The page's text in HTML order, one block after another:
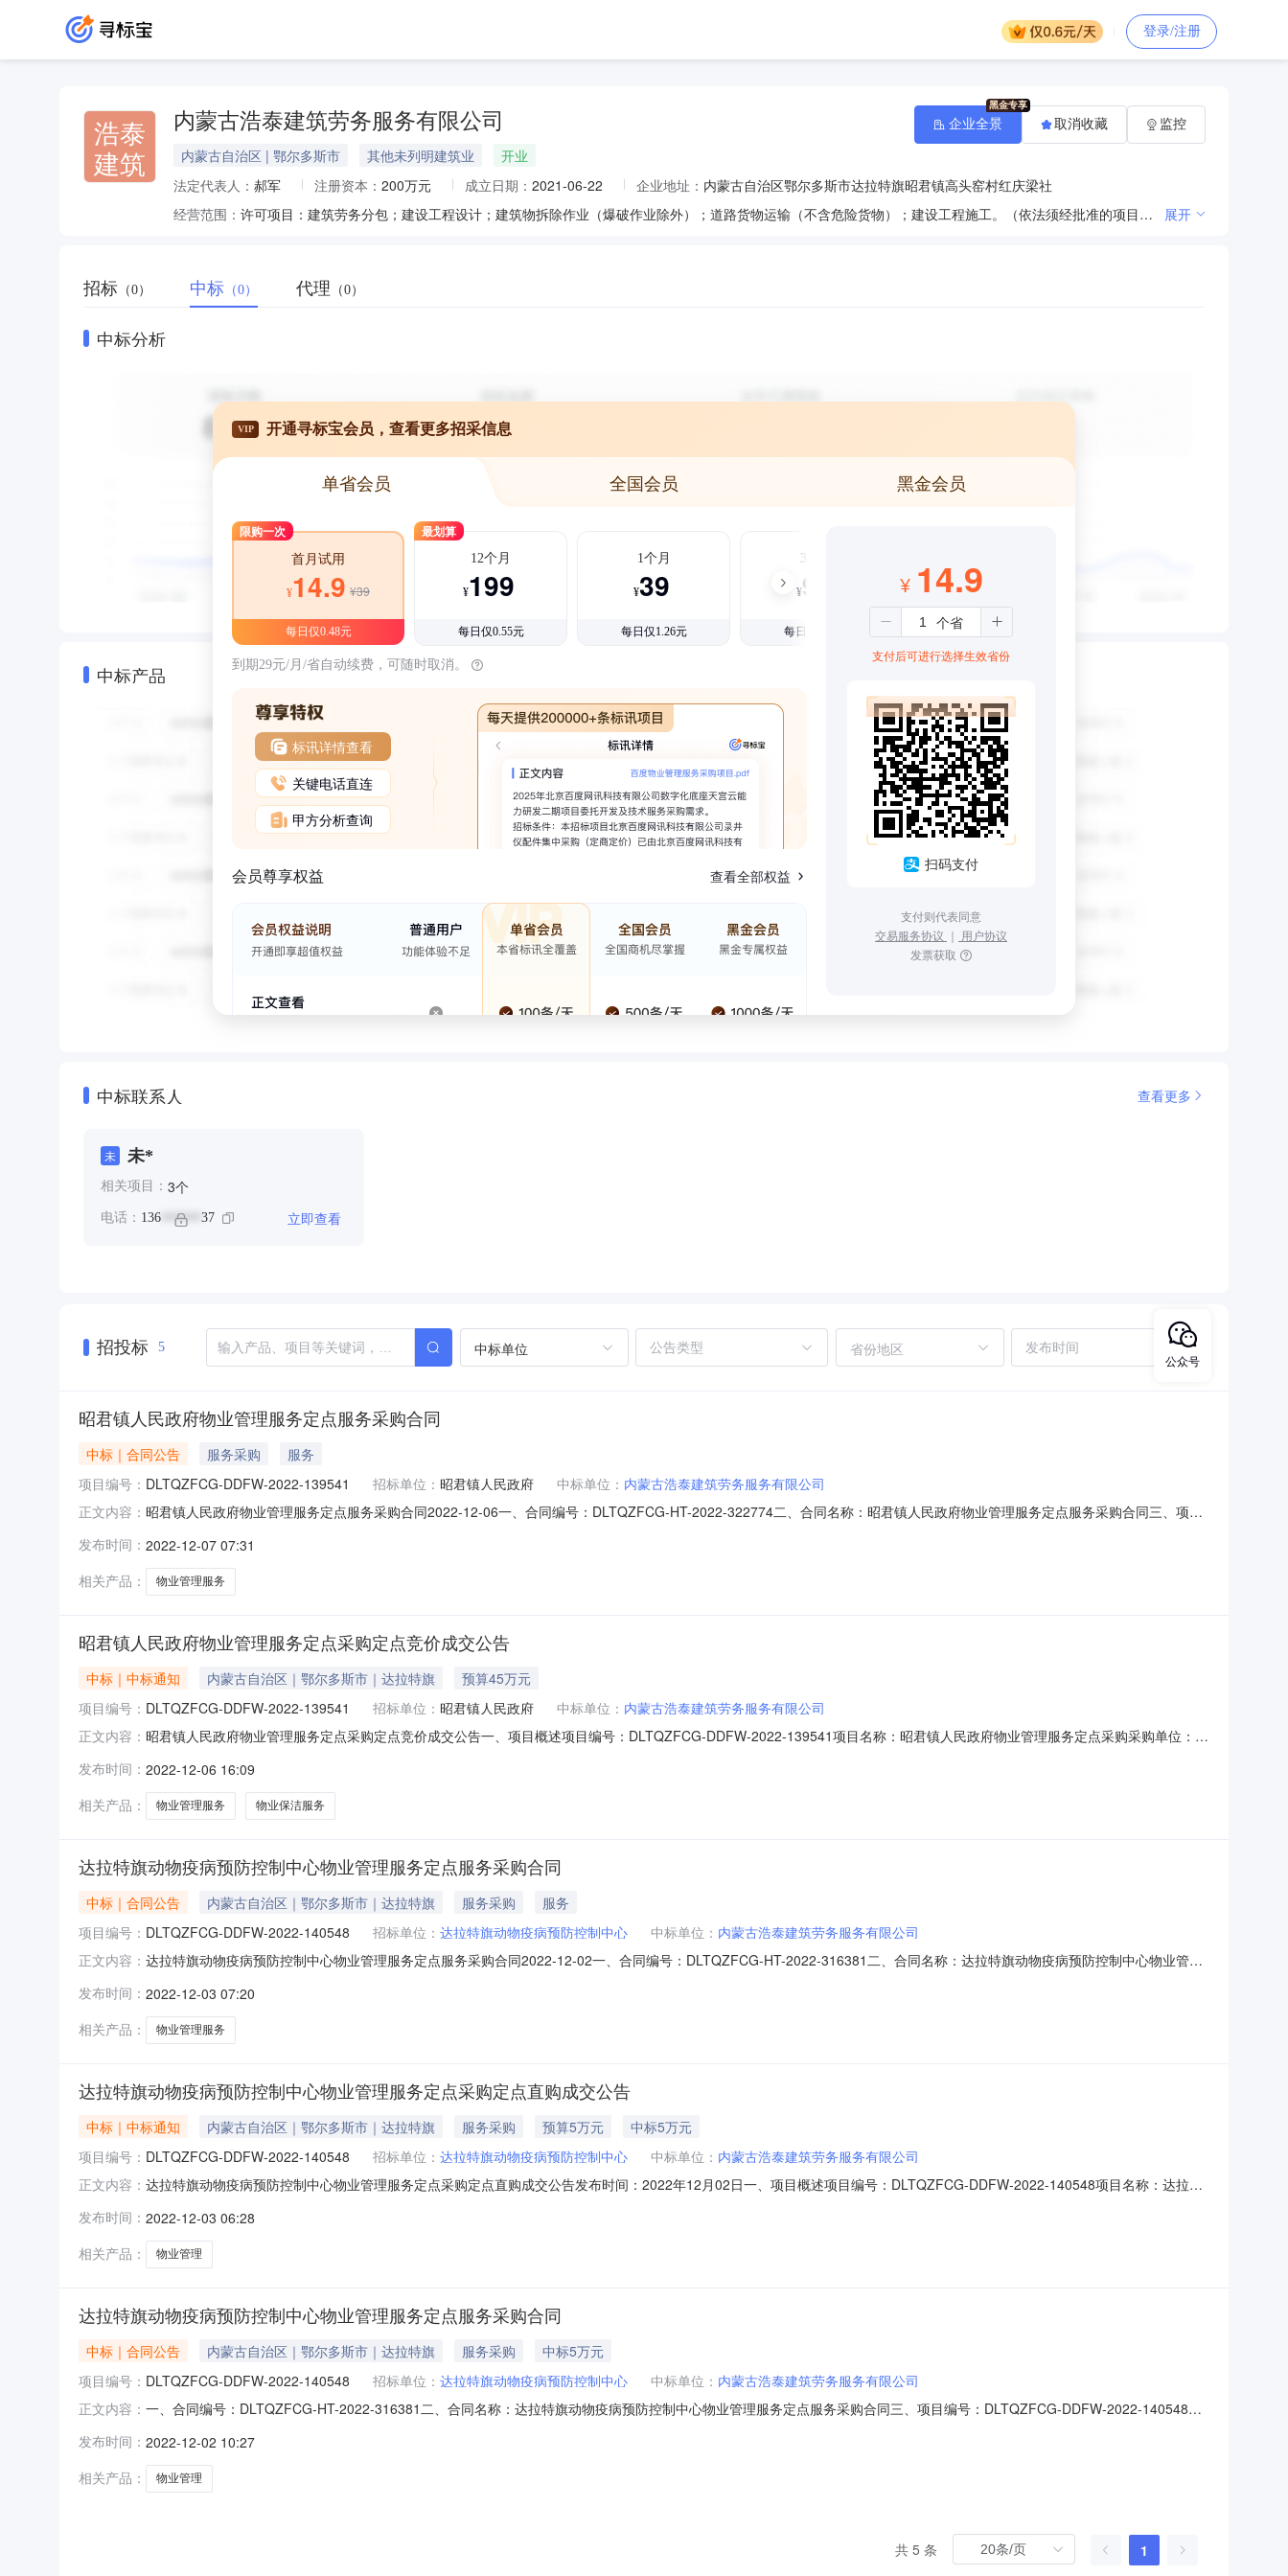
登录/注册
浩泰
建筑
内蒙古浩泰建筑劳务服务有限公司
内蒙古自治区 | 鄂尔多斯市 其他未列明建筑业
开业
法定代表人： 郝军 注册资本： 200万元 成立日期： 2021-06-22 企业地址： 内蒙古自治区鄂尔多斯市达拉特旗昭君镇高头窑村红庆梁社
经营范围：
许可项目：建筑劳务分包；建设工程设计；建筑物拆除作业（爆破作业除外）；道路货物运输（不含危险货物）；建设工程施工。（依法须经批准的项目，经相关部门批准后方可开展经营活动，具体经营项目以相关部门批准文件或许可证件为准）一般项目：土石方工程施工；园林绿化工程施工；建筑材料销售；煤制活性炭及其他煤炭加工；机械设备租赁；物业服务评估；物业管理。（除依法须经批准的项目外，凭营业执照依法自主开展经营活动） 展开
企业全景 取消收藏 监控
招标 （0） 中标 （0） 代理 （0）
中标分析
中标产品
VIP 开通寻标宝会员，查看更多招采信息
单省会员 全国会员 黑金会员
限购一次
首月试用
¥14.9 ¥39
每日仅0.48元
最划算
12个月
¥199
每日仅0.55元
1个月
¥39
每日仅1.26元
3个月
¥99
每日仅1.08元
到期29元/月/省自动续费，可随时取消。
标讯详情查看
关键电话直连
甲方分析查询
会员尊享权益 查看全部权益
¥ 14.9
支付后可进行选择生效省份
扫码支付
支付则代表同意
交易服务协议 ｜ 用户协议
发票获取
中标联系人 查看更多
未 未*
相关项目： 3个
电话： 136 ****** 37 立即查看
招投标 5 中标单位 省份地区
昭君镇人民政府物业管理服务定点服务采购合同
中标｜合同公告 服务采购
服务
项目编号： DLTQZFCG-DDFW-2022-139541 招标单位： 昭君镇人民政府 中标单位： 内蒙古浩泰建筑劳务服务有限公司
正文内容： 昭君镇人民政府物业管理服务定点服务采购合同2022-12-06一、合同编号：DLTQZFCG-HT-2022-322774二、合同名称：昭君镇人民政府物业管理服务定点服务采购合同三、项目
供应商（乙方）：内蒙古浩泰建筑劳务服务有限公司地址：达拉特旗昭君镇高头窑村联系方式：13614777037六、合同主要信息主要标的名称：1,采购数量
发布时间： 2022-12-07 07:31
相关产品：
物业管理服务
昭君镇人民政府物业管理服务定点采购定点竞价成交公告
中标｜中标通知 内蒙古自治区｜鄂尔多斯市｜达拉特旗
预算45万元
项目编号： DLTQZFCG-DDFW-2022-139541 招标单位： 昭君镇人民政府 中标单位： 内蒙古浩泰建筑劳务服务有限公司
正文内容： 昭君镇人民政府物业管理服务定点采购定点竞价成交公告一、项目概述项目编号：DLTQZFCG-DDFW-2022-139541项目名称：昭君镇人民政府物业管理服务定点采购采购单位：昭
计划备案书/批准书编号：鄂财购备字(电子)[2022]DQ02545号采购方式：电子卖场（定点服务采购）二、报价要求(一)报价须
发布时间： 2022-12-06 16:09
相关产品：
物业管理服务 物业保洁服务
达拉特旗动物疫病预防控制中心物业管理服务定点服务采购合同
中标｜合同公告 内蒙古自治区｜鄂尔多斯市｜达拉特旗 服务采购
服务
项目编号： DLTQZFCG-DDFW-2022-140548 招标单位： 达拉特旗动物疫病预防控制中心 中标单位： 内蒙古浩泰建筑劳务服务有限公司
正文内容： 达拉特旗动物疫病预防控制中心物业管理服务定点服务采购合同2022-12-02一、合同编号：DLTQZFCG-HT-2022-316381二、合同名称：达拉特旗动物疫病预防控制中心物业管理
特旗动物疫病预防控制中心地址：无联系方式：15704904884供应商（乙方）：内蒙古浩泰建筑劳务服务有限公司地址：达拉特旗昭君镇高头窑村联系方式：1361
发布时间： 2022-12-03 07:20
相关产品：
物业管理服务
达拉特旗动物疫病预防控制中心物业管理服务定点采购定点直购成交公告
中标｜中标通知 内蒙古自治区｜鄂尔多斯市｜达拉特旗 服务采购 预算5万元
中标5万元
项目编号： DLTQZFCG-DDFW-2022-140548 招标单位： 达拉特旗动物疫病预防控制中心 中标单位： 内蒙古浩泰建筑劳务服务有限公司
正文内容： 达拉特旗动物疫病预防控制中心物业管理服务定点采购定点直购成交公告发布时间：2022年12月02日一、项目概述项目编号：DLTQZFCG-DDFW-2022-140548项目名称：达拉特
人联系方式：张学远15704904884采购计划备案书/批准书编号：鄂财购备字(电子)[2022]DQ03261号采购方式：电子卖场（定点服务）二、需
发布时间： 2022-12-03 06:28
相关产品：
物业管理
达拉特旗动物疫病预防控制中心物业管理服务定点服务采购合同
中标｜合同公告 内蒙古自治区｜鄂尔多斯市｜达拉特旗 服务采购
中标5万元
项目编号： DLTQZFCG-DDFW-2022-140548 招标单位： 达拉特旗动物疫病预防控制中心 中标单位： 内蒙古浩泰建筑劳务服务有限公司
正文内容： 一、合同编号：DLTQZFCG-HT-2022-316381二、合同名称：达拉特旗动物疫病预防控制中心物业管理服务定点服务采购合同三、项目编号：DLTQZFCG-DDFW-2022-140548
方）：内蒙古浩泰建筑劳务服务有限公司地址：达拉特旗昭君镇高头窑村联系方式：13614777037六、合同主要信息主要标的名称：物业管理服务,采购数量：1;规格
发布时间： 2022-12-02 10:27
相关产品：
物业管理
共 5 条 1
公众号